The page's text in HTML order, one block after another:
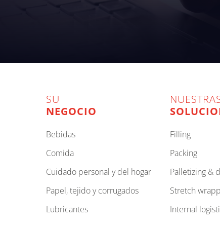
SU
NEGOCIO
bebidas
comida
cuidado personal y del hogar
papel, tejido y corrugados
lubricantes
filling
packing
palletizing &
stretch
internal